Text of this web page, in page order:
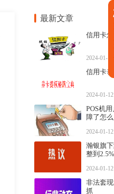
最新文章
信用卡
2024-01-12
信用卡
2024-01-12
POS机用
障了怎
2024-01-12
瀚银旗
整到
2024-01-12
非法套
抓